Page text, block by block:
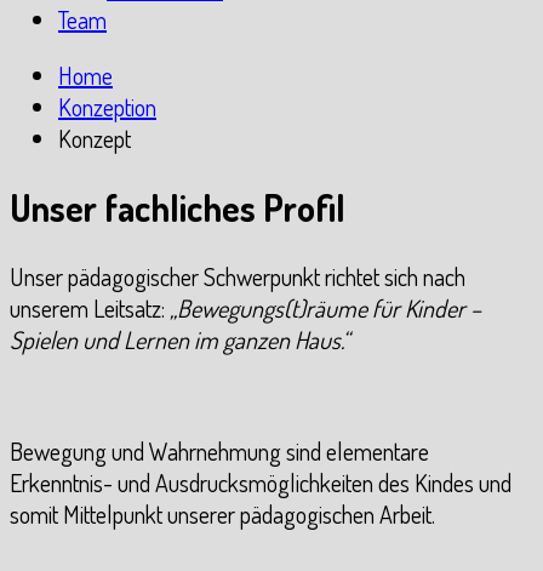
Team
Home
Konzeption
Konzept
Unser fachliches Profil
Unser pädagogischer Schwerpunkt richtet sich nach
unserem Leitsatz: „Bewegungs(t)räume für Kinder –
Spielen und Lernen im ganzen Haus.“
Bewegung und Wahrnehmung sind elementare
Erkenntnis- und Ausdrucksmöglichkeiten des Kindes und
somit Mittelpunkt unserer pädagogischen Arbeit.